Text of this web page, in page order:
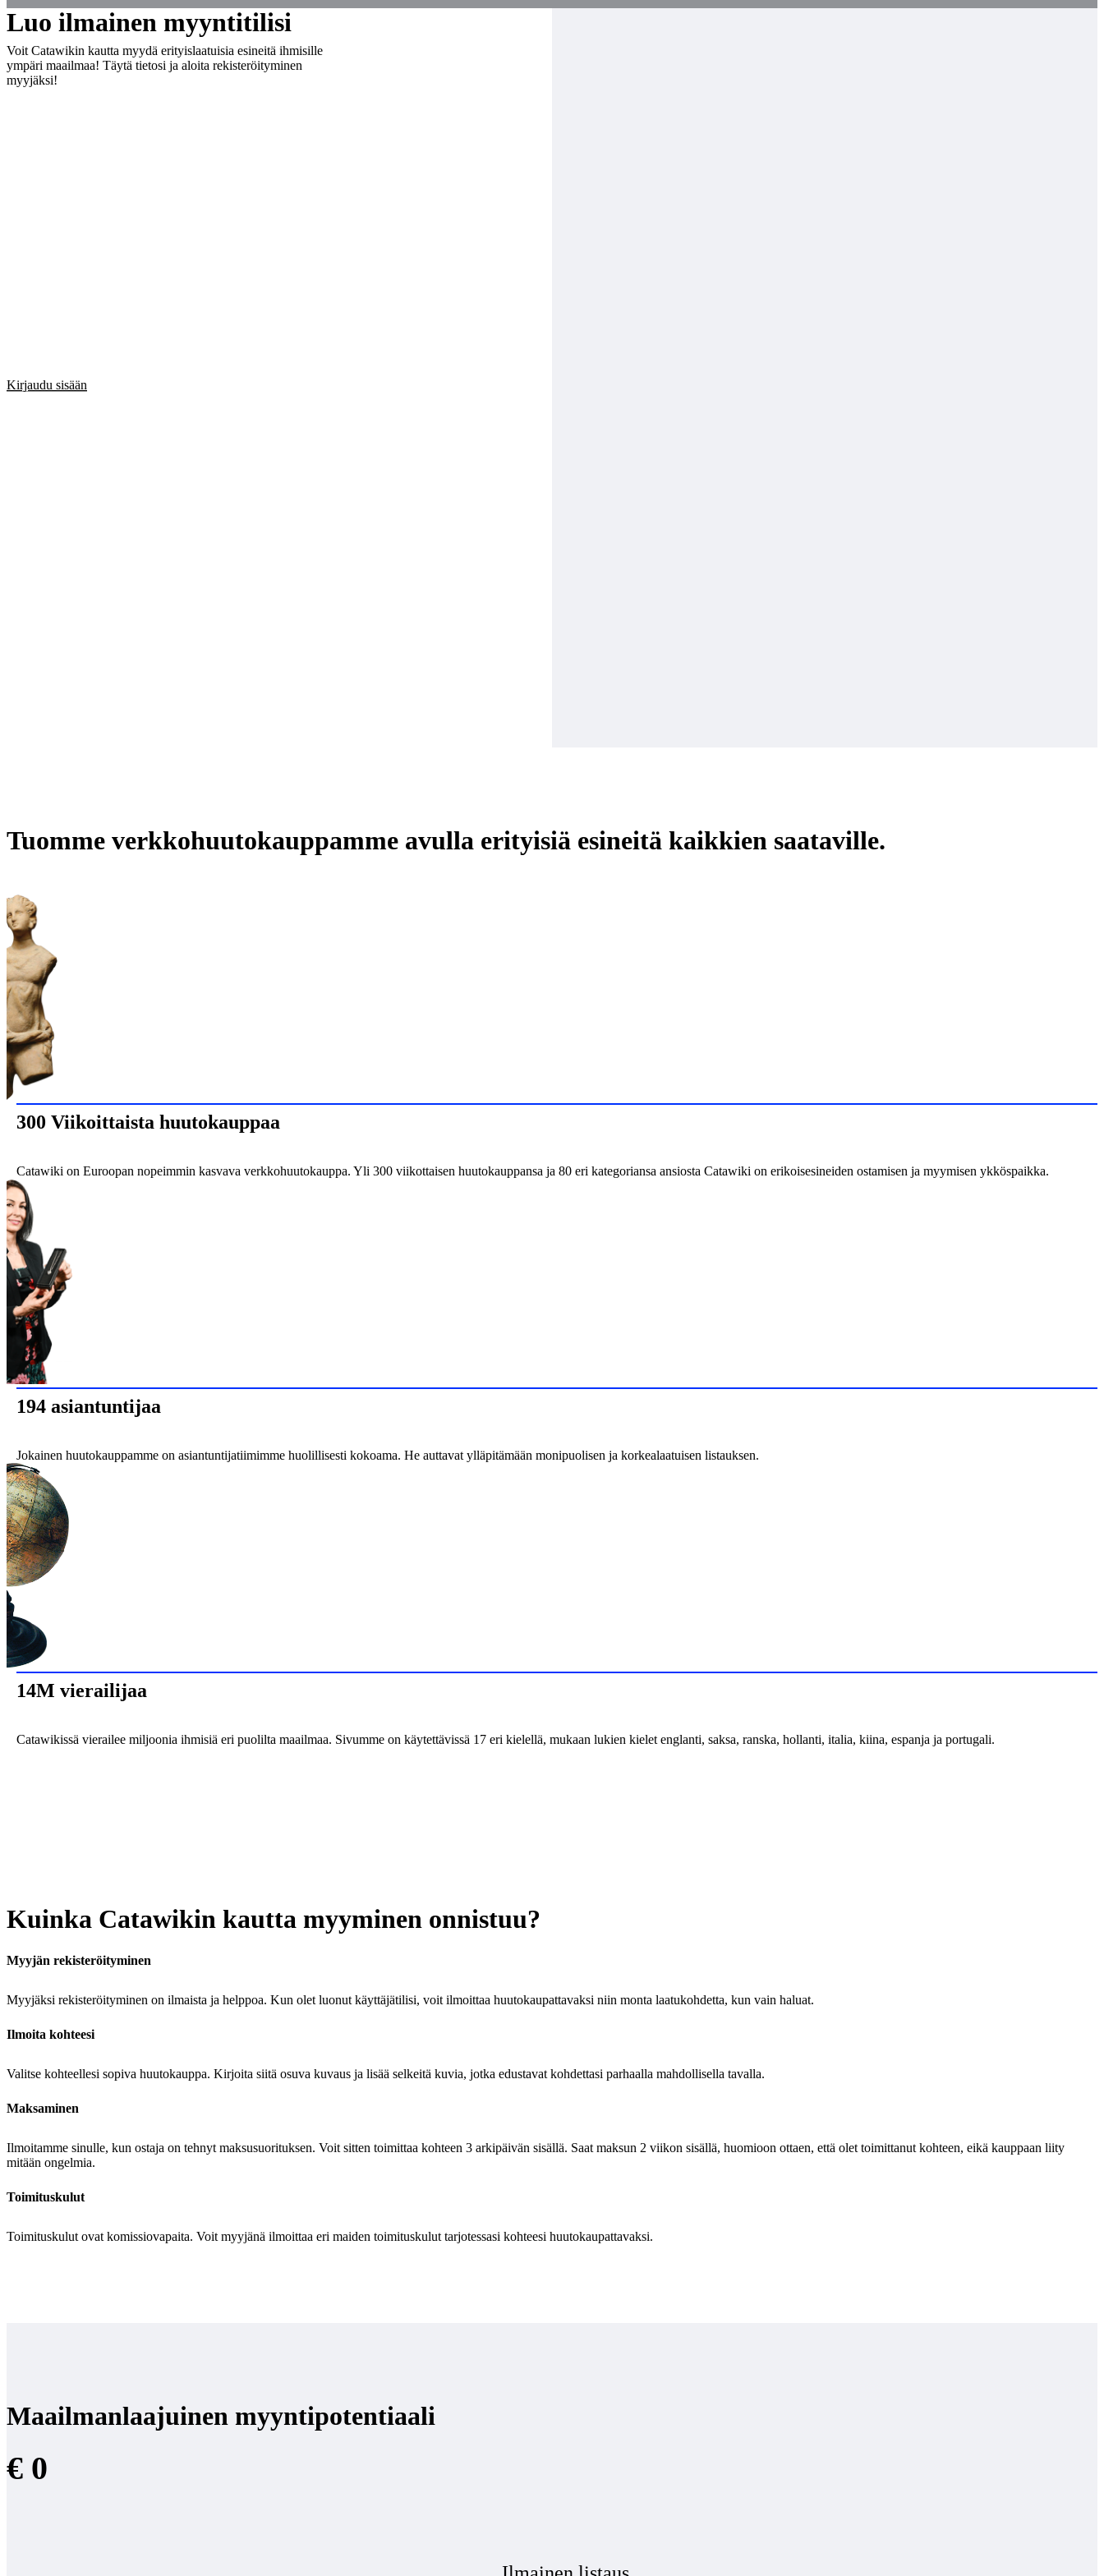
Luo ilmainen myyntitilisi
Voit Catawikin kautta myydä erityislaatuisia esineitä ihmisille
ympäri maailmaa! Täytä tietosi ja aloita rekisteröityminen
myyjäksi!
Kirjaudu sisään
Tuomme verkkohuutokauppamme avulla erityisiä esineitä kaikkien saataville.
300 Viikoittaista huutokauppaa
Catawiki on Euroopan nopeimmin kasvava verkkohuutokauppa. Yli 300 viikottaisen huutokauppansa ja 80 eri kategoriansa ansiosta Catawiki on erikoisesineiden ostamisen ja myymisen ykköspaikka.
194 asiantuntijaa
Jokainen huutokauppamme on asiantuntijatiimimme huolillisesti kokoama. He auttavat ylläpitämään monipuolisen ja korkealaatuisen listauksen.
14M vierailijaa
Catawikissä vierailee miljoonia ihmisiä eri puolilta maailmaa. Sivumme on käytettävissä 17 eri kielellä, mukaan lukien kielet englanti, saksa, ranska, hollanti, italia, kiina, espanja ja portugali.
Kuinka Catawikin kautta myyminen onnistuu?
Myyjän rekisteröityminen
Myyjäksi rekisteröityminen on ilmaista ja helppoa. Kun olet luonut käyttäjätilisi, voit ilmoittaa huutokaupattavaksi niin monta laatukohdetta, kun vain haluat.
Ilmoita kohteesi
Valitse kohteellesi sopiva huutokauppa. Kirjoita siitä osuva kuvaus ja lisää selkeitä kuvia, jotka edustavat kohdettasi parhaalla mahdollisella tavalla.
Maksaminen
Ilmoitamme sinulle, kun ostaja on tehnyt maksusuorituksen. Voit sitten toimittaa kohteen 3 arkipäivän sisällä. Saat maksun 2 viikon sisällä, huomioon ottaen, että olet toimittanut kohteen, eikä kauppaan liity
mitään ongelmia.
Toimituskulut
Toimituskulut ovat komissiovapaita. Voit myyjänä ilmoittaa eri maiden toimituskulut tarjotessasi kohteesi huutokaupattavaksi.
Maailmanlaajuinen myyntipotentiaali
€ 0